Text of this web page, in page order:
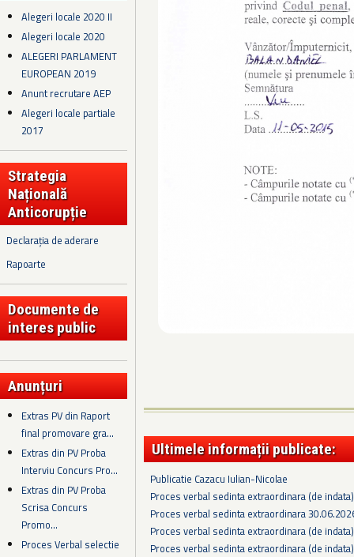
Alegeri locale 2020 II
Alegeri locale 2020
ALEGERI PARLAMENT
EUROPEAN 2019
Anunt recrutare AEP
Alegeri locale partiale
2017
Strategia
Națională
Anticorupție
Declarația de aderare
Rapoarte
Documente de
interes public
Anunțuri
Extras PV din Raport
final promovare gra...
Extras din PV Proba
Interviu Concurs Pro...
Extras din PV Proba
Scrisa Concurs
Promo...
Proces Verbal selectie
Ultimele informații publicate:
Publicatie Cazacu Iulian-Nicolae
Proces verbal sedinta extraordinara (de
Proces verbal sedinta extraordinara
Proces verbal sedinta extraordinara (de
Proces verbal sedinta extraordinara (de